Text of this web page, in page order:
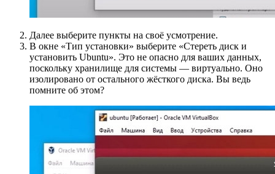
Далее выберите пункты на своё усмотрение.
В окне «Тип установки» выберите «Стереть диск и
установить Ubuntu». Это не опасно для ваших данных,
поскольку хранилище для системы — виртуально. Оно
изолировано от остального жёсткого диска. Вы ведь
помните об этом?